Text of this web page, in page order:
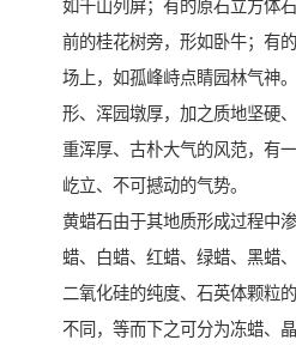
如千山列屏；有的原石立方体
前的桂花树旁，形如卧牛；有
场上，如孤峰峙点睛园林气神
形、浑园墩厚，加之质地坚硬
重浑厚、古朴大气的风范，有
屹立、不可撼动的气势。
黄蜡石由于其地质形成过程中
蜡、白蜡、红蜡、绿蜡、黑蜡
二氧化硅的纯度、石英体颗粒
不同，等而下之可分为冻蜡、